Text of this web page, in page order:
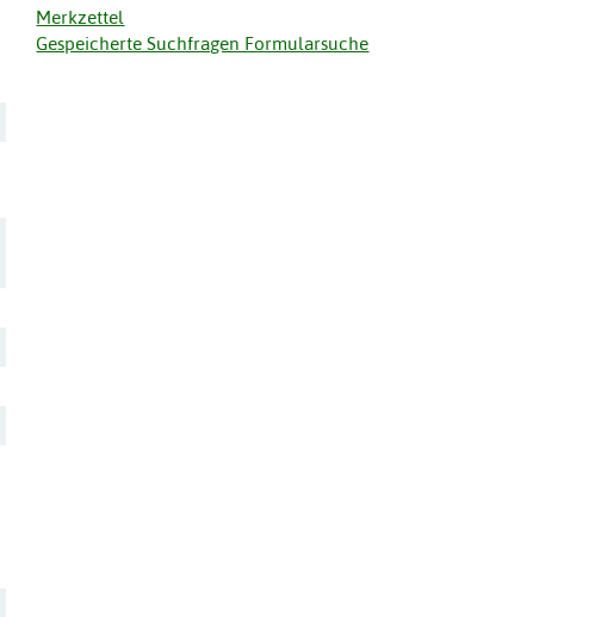
Merkzettel
Gespeicherte Suchfragen Formularsuche